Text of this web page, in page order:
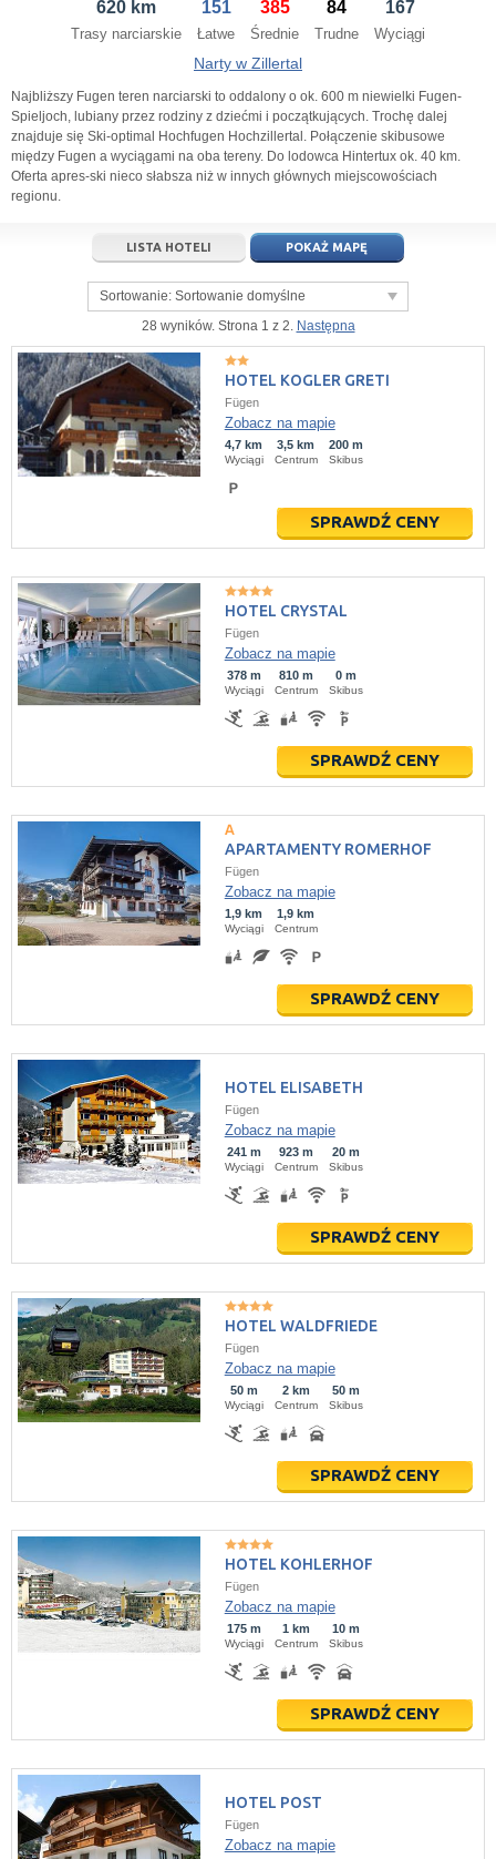
22 23 24 25 26
5 6 7 8 9 10
dziś wyczyść Close
21 22
5 6 7 8
dziś wyczyść
620 km
Trasy narciarskie
151
Łatwe
385
Średnie
84
Trudne
167
Wyciągi
Narty w Zillertal
Najbliższy Fugen teren narciarski to oddalony o ok. 600 m niewielki Fugen-
Spieljoch, lubiany przez rodziny z dziećmi i początkujących. Trochę dalej
znajduje się Ski-optimal Hochfugen Hochzillertal. Połączenie skibusowe
między Fugen a wyciągami na oba tereny. Do lodowca Hintertux ok. 40 km.
Oferta apres-ski nieco słabsza niż w innych głównych miejscowościach
regionu.
LISTA HOTELI POKAŻ MAPĘ
Sortowanie: Sortowanie domyślne
28 wyników. Strona 1 z 2. Następna
HOTEL KOGLER GRETI
Fügen
Zobacz na mapie
4,7 km
Wyciągi
3,5 km
Centrum
200 m
Skibus
SPRAWDŹ CENY
HOTEL CRYSTAL
Fügen
Zobacz na mapie
378 m
Wyciągi
810 m
Centrum
0 m
Skibus
SPRAWDŹ CENY
APARTAMENTY ROMERHOF
Fügen
Zobacz na mapie
1,9 km
Wyciągi
1,9 km
Centrum
SPRAWDŹ CENY
HOTEL ELISABETH
Fügen
Zobacz na mapie
241 m
Wyciągi
923 m
Centrum
20 m
Skibus
SPRAWDŹ CENY
HOTEL WALDFRIEDE
Fügen
Zobacz na mapie
50 m
Wyciągi
2 km
Centrum
50 m
Skibus
SPRAWDŹ CENY
HOTEL KOHLERHOF
Fügen
Zobacz na mapie
175 m
Wyciągi
1 km
Centrum
10 m
Skibus
SPRAWDŹ CENY
HOTEL POST
Fügen
Zobacz na mapie